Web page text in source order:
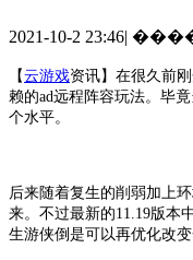
2021-10-2 23:46|
【云游戏资讯】 在很久前
赖的ad远程阵容玩法。毕
个水平。
后来随着复生的削弱加上
来。不过最新的11.19版本
生游侠倒是可以再优化改变